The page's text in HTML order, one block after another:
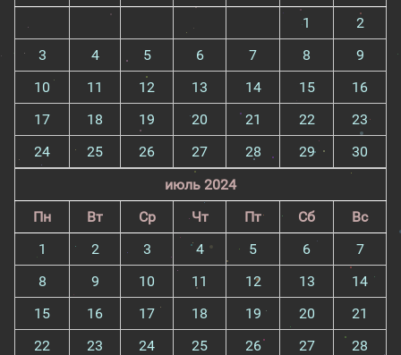
1
2
3
4 5 6 7 8
9
10
11 12 13 14 15
16
17
18 19 20 21 22
23
24
25 26 27 28 29
30
июль 2024
Пн
Вт Ср Чт Пт Сб
Вс
1
2 3 4 5 6
7
8
9 10 11 12 13
14
15
16 17 18 19 20
21
22
23 24 25 26 27
28